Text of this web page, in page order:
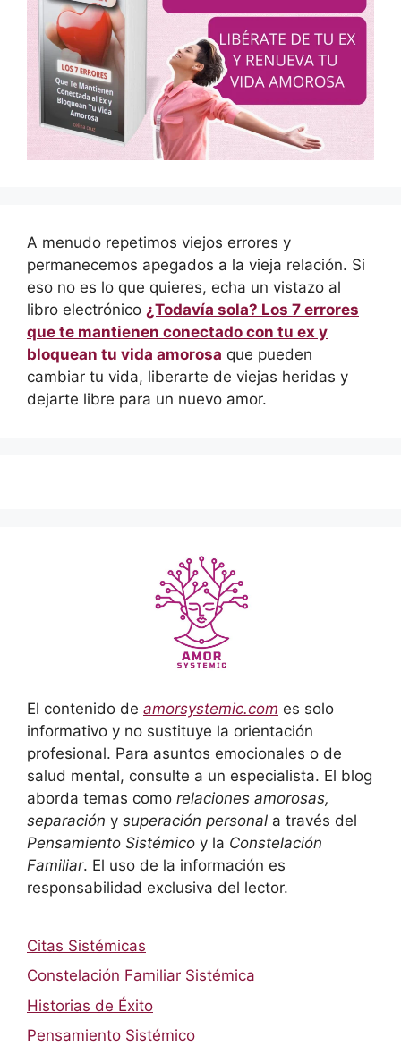
A menudo repetimos viejos errores y
permanecemos apegados a la vieja relación. Si
eso no es lo que quieres, echa un vistazo al
libro electrónico ¿Todavía sola? Los 7 errores
que te mantienen conectado con tu ex y
bloquean tu vida amorosa que pueden
cambiar tu vida, liberarte de viejas heridas y
dejarte libre para un nuevo amor.
El contenido de amorsystemic.com es solo
informativo y no sustituye la orientación
profesional. Para asuntos emocionales o de
salud mental, consulte a un especialista. El blog
aborda temas como relaciones amorosas,
separación y superación personal a través del
Pensamiento Sistémico y la Constelación
Familiar. El uso de la información es
responsabilidad exclusiva del lector.
Citas Sistémicas
Constelación Familiar Sistémica
Historias de Éxito
Pensamiento Sistémico